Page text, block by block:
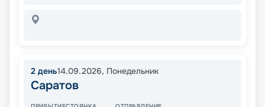
2 день14.09.2026, Понедельник
Саратов